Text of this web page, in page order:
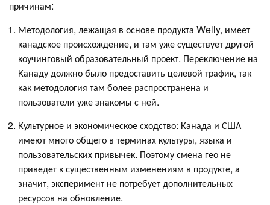
причинам:
Методология, лежащая в основе продукта Welly, имеет
канадское происхождение, и там уже существует другой
коучинговый образовательный проект. Переключение на
Канаду должно было предоставить целевой трафик, так
как методология там более распространена и
пользователи уже знакомы с ней.
Культурное и экономическое сходство: Канада и США
имеют много общего в терминах культуры, языка и
пользовательских привычек. Поэтому смена гео не
приведет к существенным изменениям в продукте, а
значит, эксперимент не потребует дополнительных
ресурсов на обновление.